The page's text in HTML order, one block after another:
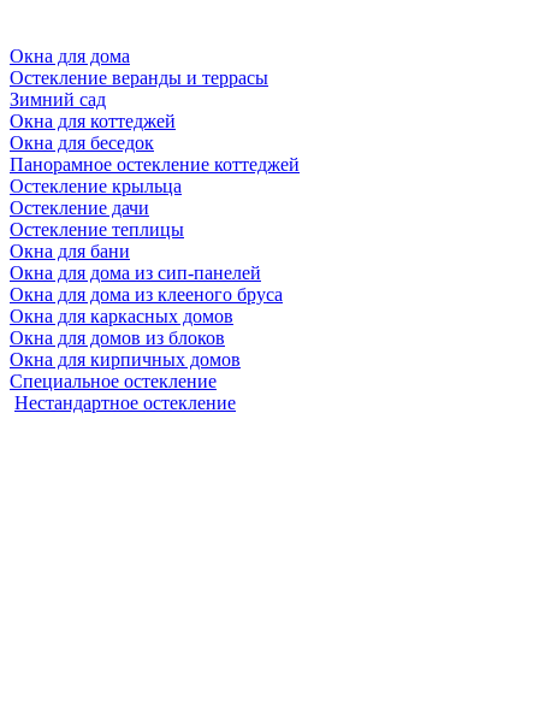
Окна для дома
Остекление веранды и террасы
Зимний сад
Окна для коттеджей
Окна для беседок
Панорамное остекление коттеджей
Остекление крыльца
Остекление дачи
Остекление теплицы
Окна для бани
Окна для дома из сип-панелей
Окна для дома из клееного бруса
Окна для каркасных домов
Окна для домов из блоков
Окна для кирпичных домов
Специальное остекление
Нестандартное остекление